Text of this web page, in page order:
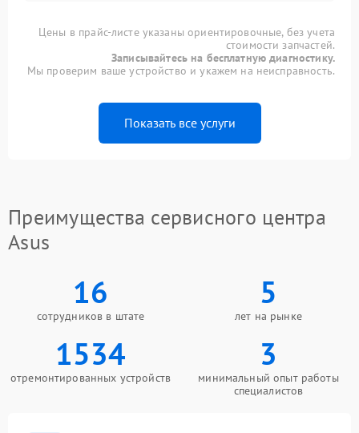
Цены в прайс-листе указаны ориентировочные, без учета
стоимости запчастей.
Записывайтесь на бесплатную диагностику.
Мы проверим ваше устройство и укажем на неисправность.
Показать все услуги
Преимущества сервисного центра
Asus
16
сотрудников в штате
5
лет на рынке
1534
отремонтированных устройств
3
минимальный опыт работы
специалистов